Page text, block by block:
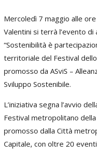
Mercoledì 7 maggio alle
Valentini si terrà l’evento
“Sostenibilità è
territoriale del Festival
promosso da ASviS –
Sviluppo Sostenibile.
L’iniziativa segna l’avvio
Festival metropolitano
promosso dalla Città
Capitale, con oltre 20